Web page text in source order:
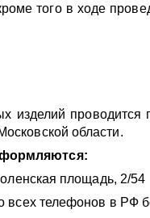
того в ходе
изделий
области.
площадь, 2/54
всех телефонов в РФ